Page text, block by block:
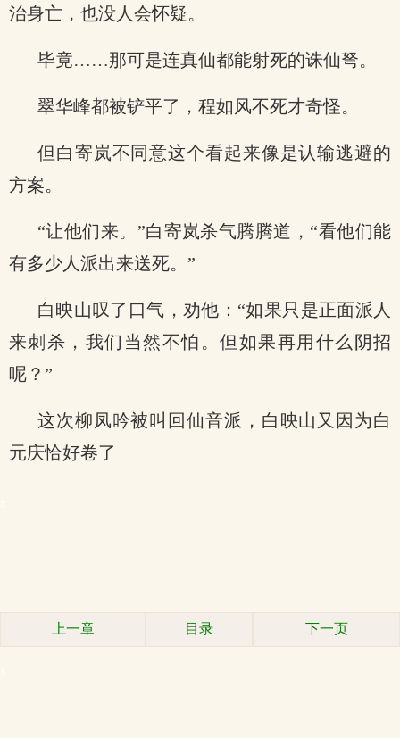
治身亡，也没人会怀疑。
毕竟……那可是连真仙都能射死的诛仙弩。
翠华峰都被铲平了，程如风不死才奇怪。
但白寄岚不同意这个看起来像是认输逃避的
方案。
“让他们来。”白寄岚杀气腾腾道，“看他们能
有多少人派出来送死。”
白映山叹了口气，劝他：“如果只是正面派人
来刺杀，我们当然不怕。但如果再用什么阴招
呢？”
这次柳凤吟被叫回仙音派，白映山又因为白
元庆恰好卷了
上一章 目录 下一页